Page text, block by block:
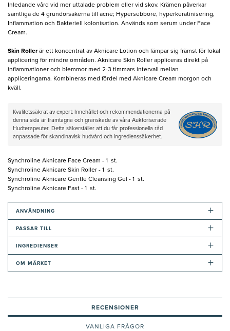
Inledande vård vid mer uttalade problem eller vid skov. Krämen påverkar
samtliga de 4 grundorsakerna till acne; Hypersebbore, hyperkeratinisering,
Inflammation och Bakteriell kolonisation. Används som serum under Face
Cream.
Skin Rollerär ett koncentrat av Aknicare Lotion och lämpar sig främst för lokal
applicering för mindre områden. Aknicare Skin Roller appliceras direkt på
inflammationer och blemmor med 2-3 timmars intervall mellan
appliceringarna. Kombineras med fördel med Aknicare Cream morgon och
kväll.
Kvalitetssäkrat av expert: Innehållet och rekommendationerna på
denna sida är framtagna och granskade av våra Auktoriserade
Hudterapeuter. Detta säkerställer att du får professionella råd
anpassade för skandinavisk hudvård och ingredienssäkerhet.
Synchroline Aknicare Face Cream - 1 st.
Synchroline Aknicare Skin Roller - 1 st.
Synchroline Aknicare Gentle Cleansing Gel - 1 st.
Synchroline Aknicare Fast - 1 st.
ANVÄNDNING +
PASSAR TILL +
INGREDIENSER +
OM MÄRKET +
RECENSIONER
VANLIGA FRÅGOR